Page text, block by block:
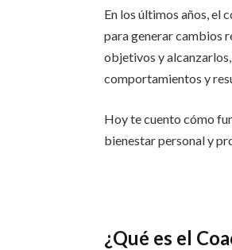
En los últimos años, el
para generar cambios
objetivos y
comportamientos y
Hoy te cuento cómo
bienestar personal y
¿Qué es el